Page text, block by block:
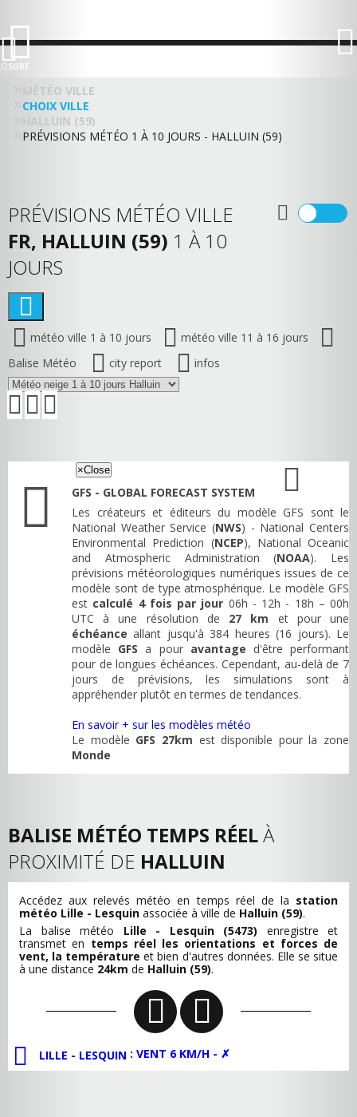
SURF
MÉTÉO VILLE
CHOIX VILLE
HALLUIN (59)
PRÉVISIONS MÉTÉO 1 À 10 JOURS - HALLUIN (59)
PRÉVISIONS MÉTÉO VILLE
FR, HALLUIN (59) 1 À 10
JOURS
météo ville 1 à 10 jours
météo ville 11 à 16 jours
Balise Météo
city report infos
×Close
GFS - GLOBAL FORECAST SYSTEM
Les créateurs et éditeurs du modèle GFS sont le
National Weather Service (NWS) - National Centers
Environmental Prediction (NCEP), National Oceanic
and Atmospheric Administration (NOAA). Les
prévisions météorologiques numériques issues de ce
modèle sont de type atmosphérique. Le modèle GFS
est calculé 4 fois par jour 06h - 12h - 18h – 00h
UTC à une résolution de 27 km et pour une
échéance allant jusqu'à 384 heures (16 jours). Le
modèle GFS a pour avantage d'être performant
pour de longues échéances. Cependant, au-delà de 7
jours de prévisions, les simulations sont à
appréhender plutôt en termes de tendances.
En savoir + sur les modèles météo
Le modèle GFS 27km est disponible pour la zone
Monde
BALISE MÉTÉO TEMPS RÉELÀ
PROXIMITÉ DE HALLUIN
Accédez aux relevés météo en temps réel de la station
météo Lille - Lesquin associée à ville de Halluin (59).
La balise météo Lille - Lesquin (5473) enregistre et
transmet en temps réel les orientations et forces de
vent, la température et bien d'autres données. Elle se situe
à une distance 24km de Halluin (59).
LILLE - LESQUIN : VENT 6 KM/H - ✗